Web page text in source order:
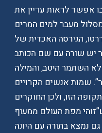
אפשר לראות עדיין את
מעבר למים המרים
הגירסה האכדית של
יש שורה עם שם הכותב
לא השתמר היטב, והמילה
שמות אנשים הקרויים
הזו, ולכן החוקרים
מפת העולם ממעוף
נמצא בתורה עם היונה